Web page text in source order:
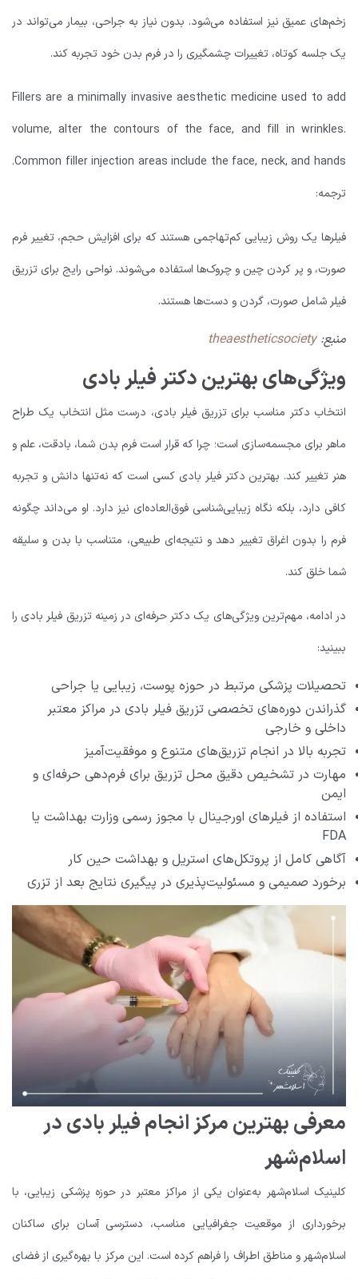
زخم‌های عمیق نیز استفاده می‌شود. بدون نیاز به جراحی، بیمار می‌تواند در
یک جلسه کوتاه، تغییرات چشمگیری را در فرم بدن خود تجربه کند.
Fillers are a minimally invasive aesthetic medicine used to add
volume, alter the contours of the face, and fill in wrinkles.
Common filler injection areas include the face, neck, and hands.
ترجمه:
فیلرها یک روش زیبایی کم‌تهاجمی هستند که برای افزایش حجم، تغییر فرم
صورت، و پر کردن چین و چروک‌ها استفاده می‌شوند. نواحی رایج برای تزریق
فیلر شامل صورت، گردن و دست‌ها هستند.
منبع: theaestheticsociety
ویژگی‌های بهترین دکتر فیلر بادی
انتخاب دکتر مناسب برای تزریق فیلر بادی، درست مثل انتخاب یک طراح
ماهر برای مجسمه‌سازی است؛ چرا که قرار است فرم بدن شما، بادقت، علم و
هنر تغییر کند. بهترین دکتر فیلر بادی کسی است که نه‌تنها دانش و تجربه
کافی دارد، بلکه نگاه زیبایی‌شناسی فوق‌العاده‌ای نیز دارد. او می‌داند چگونه
فرم را بدون اغراق تغییر دهد و نتیجه‌ای طبیعی، متناسب با بدن و سلیقه
شما خلق کند.
در ادامه، مهم‌ترین ویژگی‌های یک دکتر حرفه‌ای در زمینه تزریق فیلر بادی را
ببینید:
تحصیلات پزشکی مرتبط در حوزه پوست، زیبایی یا جراحی
گذراندن دوره‌های تخصصی تزریق فیلر بادی در مراکز معتبر
داخلی و خارجی
تجربه بالا در انجام تزریق‌های متنوع و موفقیت‌آمیز
مهارت در تشخیص دقیق محل تزریق برای فرم‌دهی حرفه‌ای و
ایمن
استفاده از فیلرهای اورجینال با مجوز رسمی وزارت بهداشت یا
FDA
آگاهی کامل از پروتکل‌های استریل و بهداشت حین کار
برخورد صمیمی و مسئولیت‌پذیری در پیگیری نتایج بعد از تزری
معرفی بهترین مرکز انجام فیلر بادی در
اسلام‌شهر
کلینیک اسلام‌شهر به‌عنوان یکی از مراکز معتبر در حوزه پزشکی زیبایی، با
برخورداری از موقعیت جغرافیایی مناسب، دسترسی آسان برای ساکنان
اسلام‌شهر و مناطق اطراف را فراهم کرده است. این مرکز با بهره‌گیری از فضای